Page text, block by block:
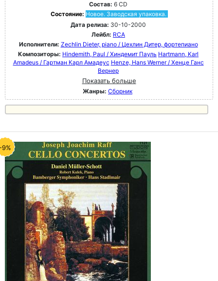
Состав: 6 CD
Состояние: Новое. Заводская упаковка.
Дата релиза: 30-10-2000
Лейбл: RCA
Исполнители: Zechlin Dieter, piano / Цехлин Дитер, фортепиано
Композиторы: Hindemith, Paul / Хиндемит Пауль Hartmann, Karl
Amadeus / Гартман Карл Амадеус Henze, Hans Werner / Хенце Ганс
Вернер
Показать больше
Жанры: Сборник
9%